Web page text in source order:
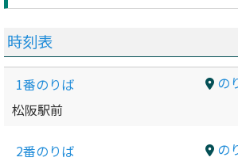
時刻表
の
1番のりば
松阪駅前
の
2番のりば